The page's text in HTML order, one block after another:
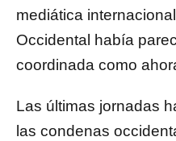
mediática
Occidental había
coordinada como
Las últimas jornadas
las condenas